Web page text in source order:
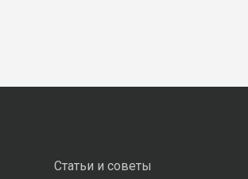
Статьи и советы